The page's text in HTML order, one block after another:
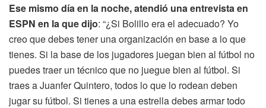
Ese mismo día en la noche, atendió una entrevista en
ESPN en la que dijo: “¿Si Bolillo era el adecuado? Yo
creo que debes tener una organización en base a lo que
tienes. Si la base de los jugadores juegan bien al fútbol no
puedes traer un técnico que no juegue bien al fútbol. Si
traes a Juanfer Quintero, todos lo que lo rodean deben
jugar su fútbol. Si tienes a una estrella debes armar todo